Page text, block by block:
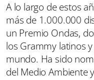
A lo largo de estos
más de 1.000.000
un Premio Ondas,
los Grammy latinos
mundo. Ha sido
del Medio Ambiente